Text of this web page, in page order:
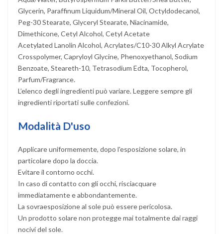
Glycerin, Paraffinum Liquidum/Mineral Oil, Octyldodecanol,
Peg-30 Stearate, Glyceryl Stearate, Niacinamide,
Dimethicone, Cetyl Alcohol, Cetyl Acetate
Acetylated Lanolin Alcohol, Acrylates/C10-30 Alkyl Acrylate
Crosspolymer, Capryloyl Glycine, Phenoxyethanol, Sodium
Benzoate, Steareth-10, Tetrasodium Edta, Tocopherol,
Parfum/Fragrance.
L’elenco degli ingredienti può variare. Leggere sempre gli
ingredienti riportati sulle confezioni.
Modalità D'uso
Applicare uniformemente, dopo l'esposizione solare, in
particolare dopo la doccia.
Evitare il contorno occhi.
In caso di contatto con gli occhi, risciacquare
immediatamente e abbondantemente.
La sovraesposizione al sole può essere pericolosa.
Un prodotto solare non protegge mai totalmente dai raggi
nocivi del sole.